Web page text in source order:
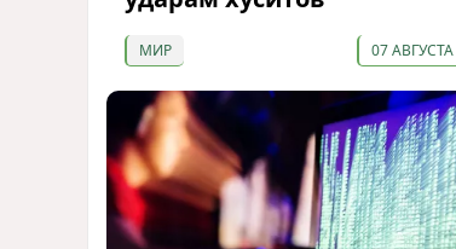
МИР 07 АВГУСТА